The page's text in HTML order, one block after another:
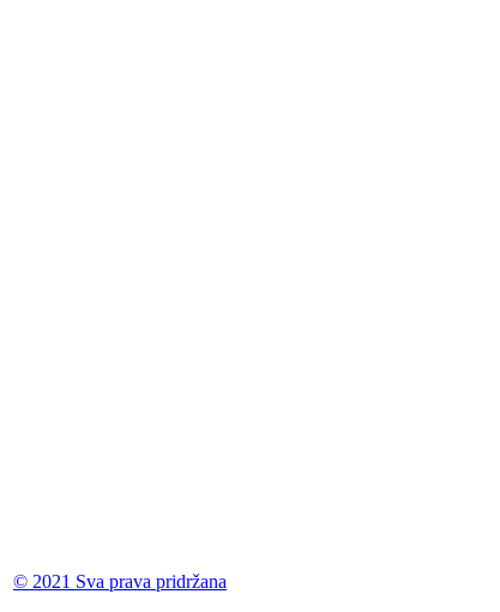
© 2021 Sva prava pridržana